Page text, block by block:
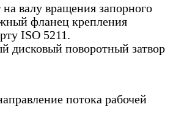
валу вращения запорного
фланец крепления
ISO 5211.
дисковый поворотный затвор
потока рабочей